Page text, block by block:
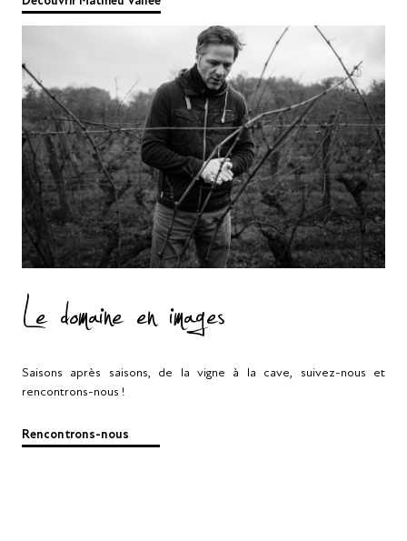
Le domaine en images
Saisons après saisons, de la vigne à la cave, suivez-nous et